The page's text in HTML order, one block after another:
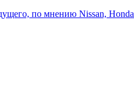
по мнению Nissan, Honda